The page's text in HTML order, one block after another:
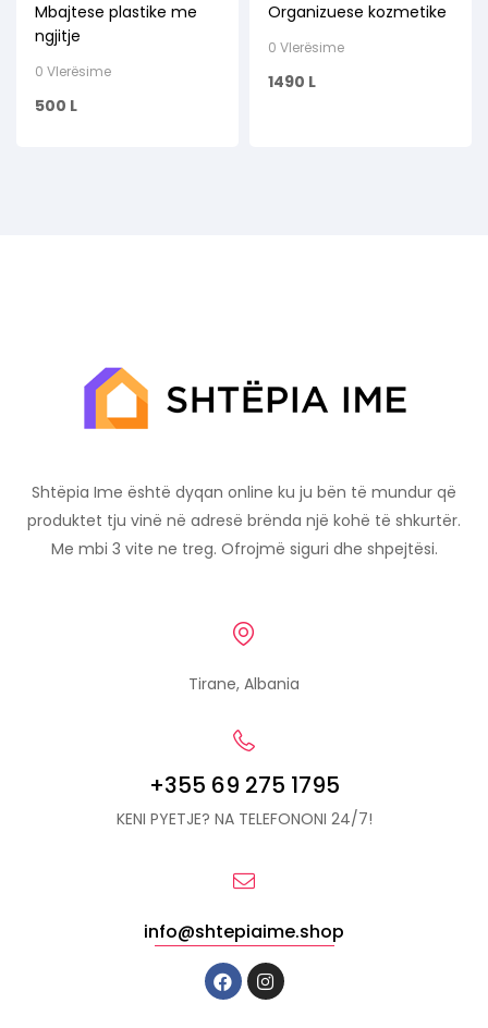
Mbajtese plastike me
ngjitje
0 Vlerësime
500 L
Organizuese kozmetike
0 Vlerësime
1490 L
Shtëpia Ime është dyqan online ku ju bën të mundur që
produktet tju vinë në adresë brënda një kohë të shkurtër.
Me mbi 3 vite ne treg. Ofrojmë siguri dhe shpejtësi.
Tirane, Albania
+355 69 275 1795
KENI PYETJE? NA TELEFONONI 24/7!
info@shtepiaime.shop